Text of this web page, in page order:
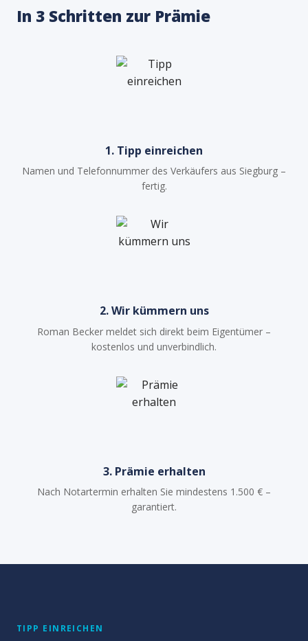
In 3 Schritten zur Prämie
1. Tipp einreichen
Namen und Telefonnummer des Verkäufers aus Siegburg –
fertig.
2. Wir kümmern uns
Roman Becker meldet sich direkt beim Eigentümer –
kostenlos und unverbindlich.
3. Prämie erhalten
Nach Notartermin erhalten Sie mindestens 1.500 € –
garantiert.
TIPP EINREICHEN